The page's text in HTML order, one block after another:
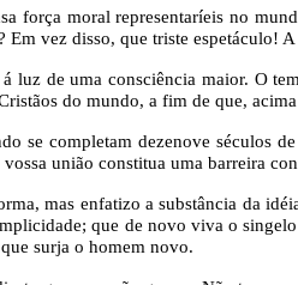
força moral representaríeis no
vez disso, que triste espetáculo!
á luz de uma consciência maior. O
do mundo, a fim de que,
se completam dezenove séculos
união constitua uma barreira
mas enfatizo a substância da
que de novo viva o
surja o homem novo.